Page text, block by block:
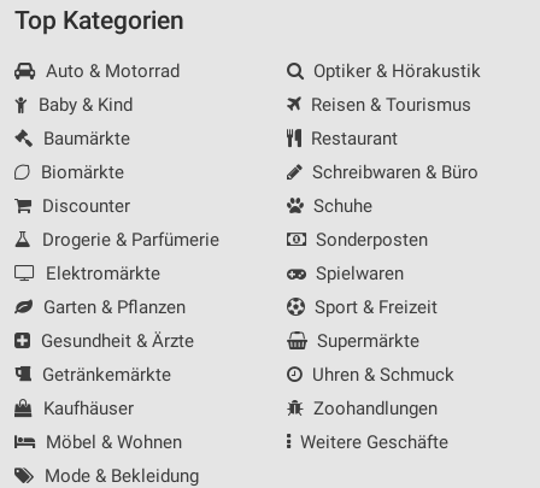
Top Kategorien
Auto & Motorrad
Baby & Kind
Baumärkte
Biomärkte
Discounter
Drogerie & Parfümerie
Elektromärkte
Garten & Pflanzen
Gesundheit & Ärzte
Getränkemärkte
Kaufhäuser
Möbel & Wohnen
Mode & Bekleidung
Optiker & Hörakustik
Reisen & Tourismus
Restaurant
Schreibwaren & Büro
Schuhe
Sonderposten
Spielwaren
Sport & Freizeit
Supermärkte
Uhren & Schmuck
Zoohandlungen
Weitere Geschäfte